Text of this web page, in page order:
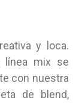
y loca.
línea mix se
con nuestra
de blend,